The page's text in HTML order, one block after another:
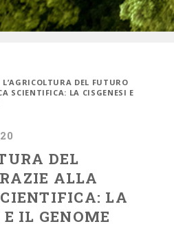
L’AGRICOLTURA DEL FUTURO
SCIENTIFICA: LA CISGENESI E
DEL
ALLA
LA
E IL GENOME